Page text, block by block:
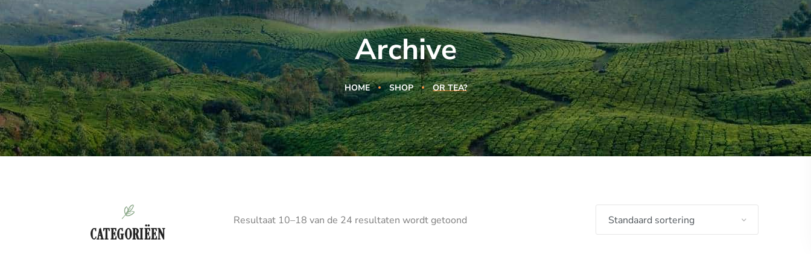
Archive
HOME SHOP OR TEA?
Resultaat 10–18 van de 24 resultaten wordt getoond
CATEGORIËEN